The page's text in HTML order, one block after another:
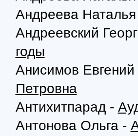
Андреева
Андреевский
годы
Анисимов
Петровна
Антихитпарад -
Антонова Ольга -